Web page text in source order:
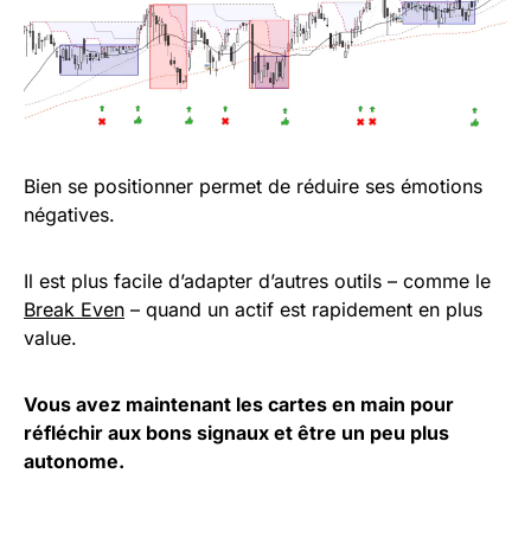
Bien se positionner permet de réduire ses émotions
négatives.
Il est plus facile d’adapter d’autres outils – comme le
Break Even – quand un actif est rapidement en plus
value.
Vous avez maintenant les cartes en main pour
réfléchir aux bons signaux et être un peu plus
autonome.